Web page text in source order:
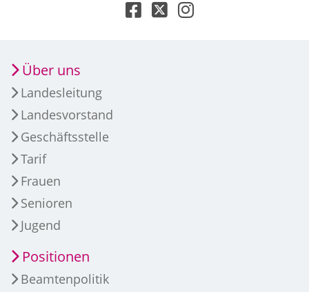
Über uns
Landesleitung
Landesvorstand
Geschäftsstelle
Tarif
Frauen
Senioren
Jugend
Positionen
Beamtenpolitik